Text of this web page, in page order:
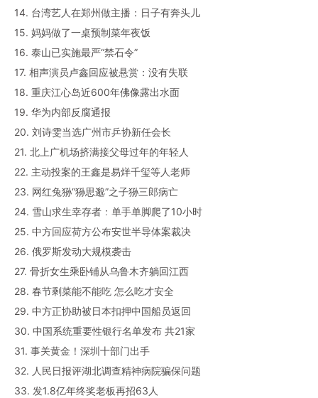
14. 台湾艺人在郑州做主播：日子有奔头儿
15. 妈妈做了一桌预制菜年夜饭
16. 泰山已实施最严“禁石令”
17. 相声演员卢鑫回应被悬赏：没有失联
18. 重庆江心岛近600年佛像露出水面
19. 华为内部反腐通报
20. 刘诗雯当选广州市乒协新任会长
21. 北上广机场挤满接父母过年的年轻人
22. 主动投案的王鑫是易烊千玺等人老师
23. 网红兔狲“狲思邈”之子狲三郎病亡
24. 雪山求生幸存者：单手单脚爬了10小时
25. 中方回应荷方公布安世半导体案裁决
26. 俄罗斯发动大规模袭击
27. 骨折女生乘卧铺从乌鲁木齐躺回江西
28. 春节剩菜能不能吃 怎么吃才安全
29. 中方正协助被日本扣押中国船员返回
30. 中国系统重要性银行名单发布 共21家
31. 事关黄金！深圳十部门出手
32. 人民日报评湖北调查精神病院骗保问题
33. 发1.8亿年终奖老板再招63人